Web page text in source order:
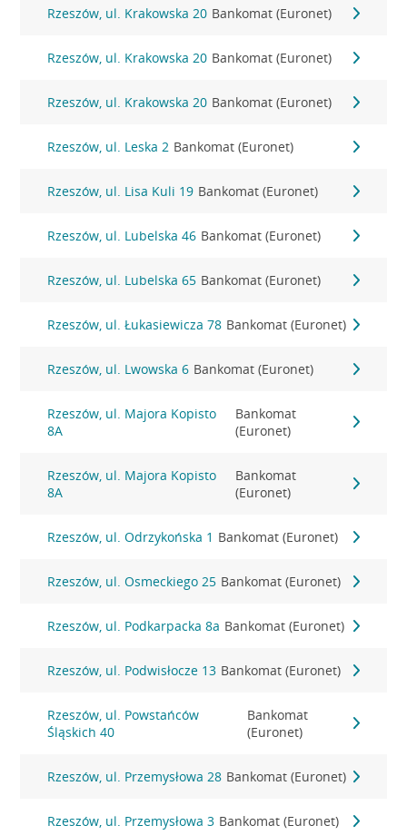
Rzeszów, ul. Krakowska 20 Bankomat (Euronet)
Rzeszów, ul. Krakowska 20 Bankomat (Euronet)
Rzeszów, ul. Krakowska 20 Bankomat (Euronet)
Rzeszów, ul. Leska 2 Bankomat (Euronet)
Rzeszów, ul. Lisa Kuli 19 Bankomat (Euronet)
Rzeszów, ul. Lubelska 46 Bankomat (Euronet)
Rzeszów, ul. Lubelska 65 Bankomat (Euronet)
Rzeszów, ul. Łukasiewicza 78 Bankomat (Euronet)
Rzeszów, ul. Lwowska 6 Bankomat (Euronet)
Rzeszów, ul. Majora Kopisto
8A
Bankomat
(Euronet)
Rzeszów, ul. Majora Kopisto
8A
Bankomat
(Euronet)
Rzeszów, ul. Odrzykońska 1 Bankomat (Euronet)
Rzeszów, ul. Osmeckiego 25 Bankomat (Euronet)
Rzeszów, ul. Podkarpacka 8a Bankomat (Euronet)
Rzeszów, ul. Podwisłocze 13 Bankomat (Euronet)
Rzeszów, ul. Powstańców
Śląskich 40
Bankomat
(Euronet)
Rzeszów, ul. Przemysłowa 28 Bankomat (Euronet)
Rzeszów, ul. Przemysłowa 3 Bankomat (Euronet)